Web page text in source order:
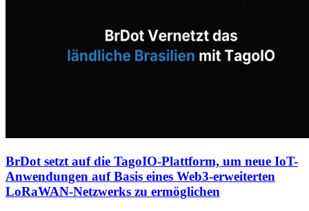
BrDot setzt auf die TagoIO-Plattform, um neue IoT-
Anwendungen auf Basis eines Web3-erweiterten
LoRaWAN-Netzwerks zu ermöglichen